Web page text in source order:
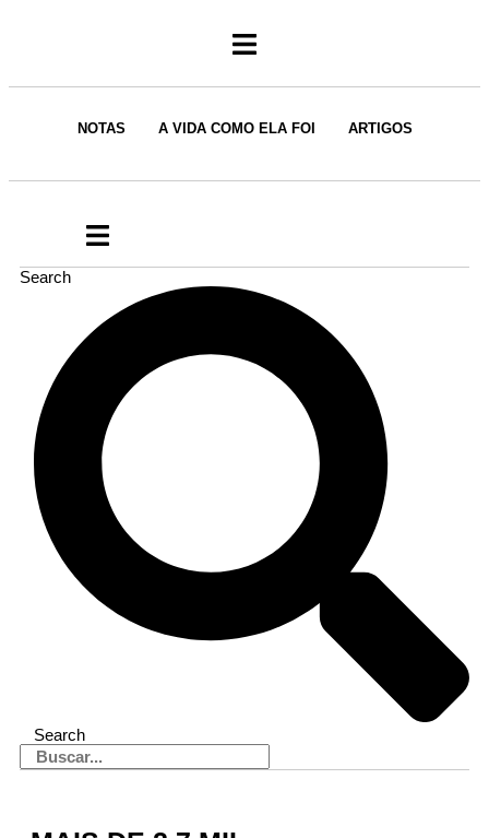
NOTAS A VIDA COMO ELA FOI ARTIGOS
Search
Search